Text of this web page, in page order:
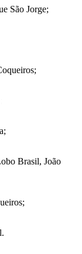
São Jorge;
Brasil, João